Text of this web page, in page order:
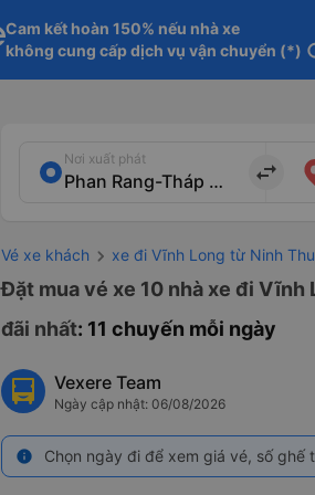
Cam kết hoàn 150% nếu nhà xe
không cung cấp dịch vụ vận chuyển (*)
Nơi xuất phát
import_export
Vé xe khách xe đi Vĩnh Long từ Ninh
Đặt mua vé xe 10 nhà xe đi
đãi nhất: 11 chuyến mỗi ngày
Vexere Team
Ngày cập nhật: 06/08/2026
info Chọn ngày đi để xem giá vé, số